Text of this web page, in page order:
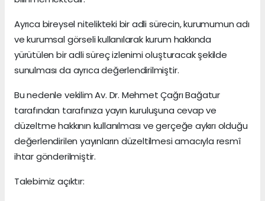
Ayrıca bireysel nitelikteki bir adli sürecin, kurumumun adı
ve kurumsal görseli kullanılarak kurum hakkında
yürütülen bir adli süreç izlenimi oluşturacak şekilde
sunulması da ayrıca değerlendirilmiştir.
Bu nedenle vekilim Av. Dr. Mehmet Çağrı Bağatur
tarafından tarafınıza yayın kuruluşuna cevap ve
düzeltme hakkının kullanılması ve gerçeğe aykırı olduğu
değerlendirilen yayınların düzeltilmesi amacıyla resmî
ihtar gönderilmiştir.
Talebimiz açıktır: